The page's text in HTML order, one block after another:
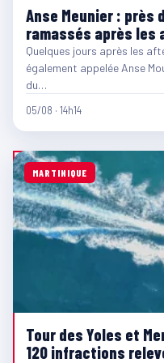
Anse Meunier : près
ramassés après
Quelques jours après les
également appelée Anse
du…
05/08 · 14h14
MARTINIQUE
Tour des Yoles et
120 infractions